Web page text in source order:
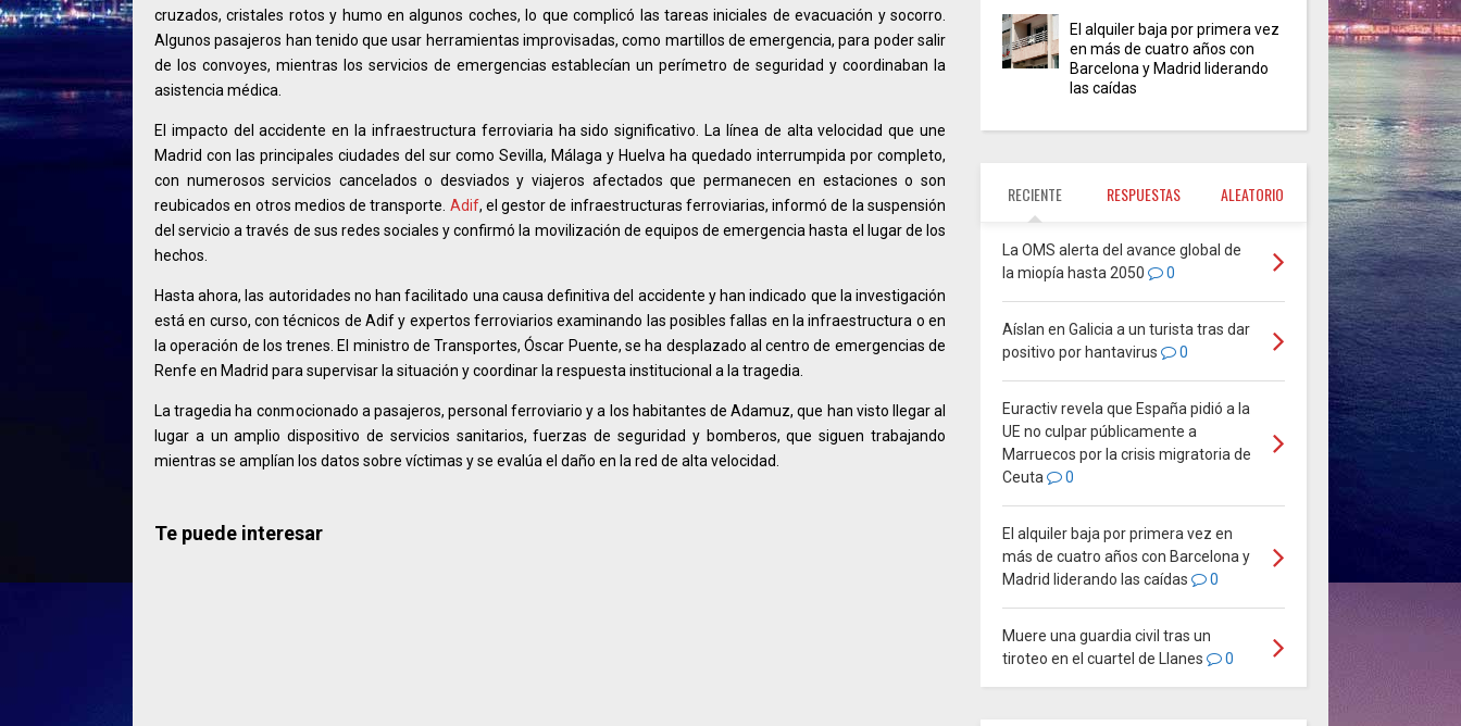
cruzados, cristales rotos y humo en algunos coches, lo que complicó las tareas iniciales de evacuación y socorro.
Algunos pasajeros han tenido que usar herramientas improvisadas, como martillos de emergencia, para poder salir
de los convoyes, mientras los servicios de emergencias establecían un perímetro de seguridad y coordinaban la
asistencia médica.
El impacto del accidente en la infraestructura ferroviaria ha sido significativo. La línea de alta velocidad que une
Madrid con las principales ciudades del sur como Sevilla, Málaga y Huelva ha quedado interrumpida por completo,
con numerosos servicios cancelados o desviados y viajeros afectados que permanecen en estaciones o son
reubicados en otros medios de transporte. Adif, el gestor de infraestructuras ferroviarias, informó de la suspensión
del servicio a través de sus redes sociales y confirmó la movilización de equipos de emergencia hasta el lugar de los
hechos.
Hasta ahora, las autoridades no han facilitado una causa definitiva del accidente y han indicado que la investigación
está en curso, con técnicos de Adif y expertos ferroviarios examinando las posibles fallas en la infraestructura o en
la operación de los trenes. El ministro de Transportes, Óscar Puente, se ha desplazado al centro de emergencias de
Renfe en Madrid para supervisar la situación y coordinar la respuesta institucional a la tragedia.
La tragedia ha conmocionado a pasajeros, personal ferroviario y a los habitantes de Adamuz, que han visto llegar al
lugar a un amplio dispositivo de servicios sanitarios, fuerzas de seguridad y bomberos, que siguen trabajando
mientras se amplían los datos sobre víctimas y se evalúa el daño en la red de alta velocidad.
Te puede interesar
El alquiler baja por primera vez
en más de cuatro años con
Barcelona y Madrid liderando
las caídas
RECIENTE RESPUESTAS ALEATORIO
La OMS alerta del avance global de
la miopía hasta 2050
0
Aíslan en Galicia a un turista tras dar
positivo por hantavirus
0
Euractiv revela que España pidió a la
UE no culpar públicamente a
Marruecos por la crisis migratoria de
Ceuta
0
El alquiler baja por primera vez en
más de cuatro años con Barcelona y
Madrid liderando las caídas
0
Muere una guardia civil tras un
tiroteo en el cuartel de Llanes
0